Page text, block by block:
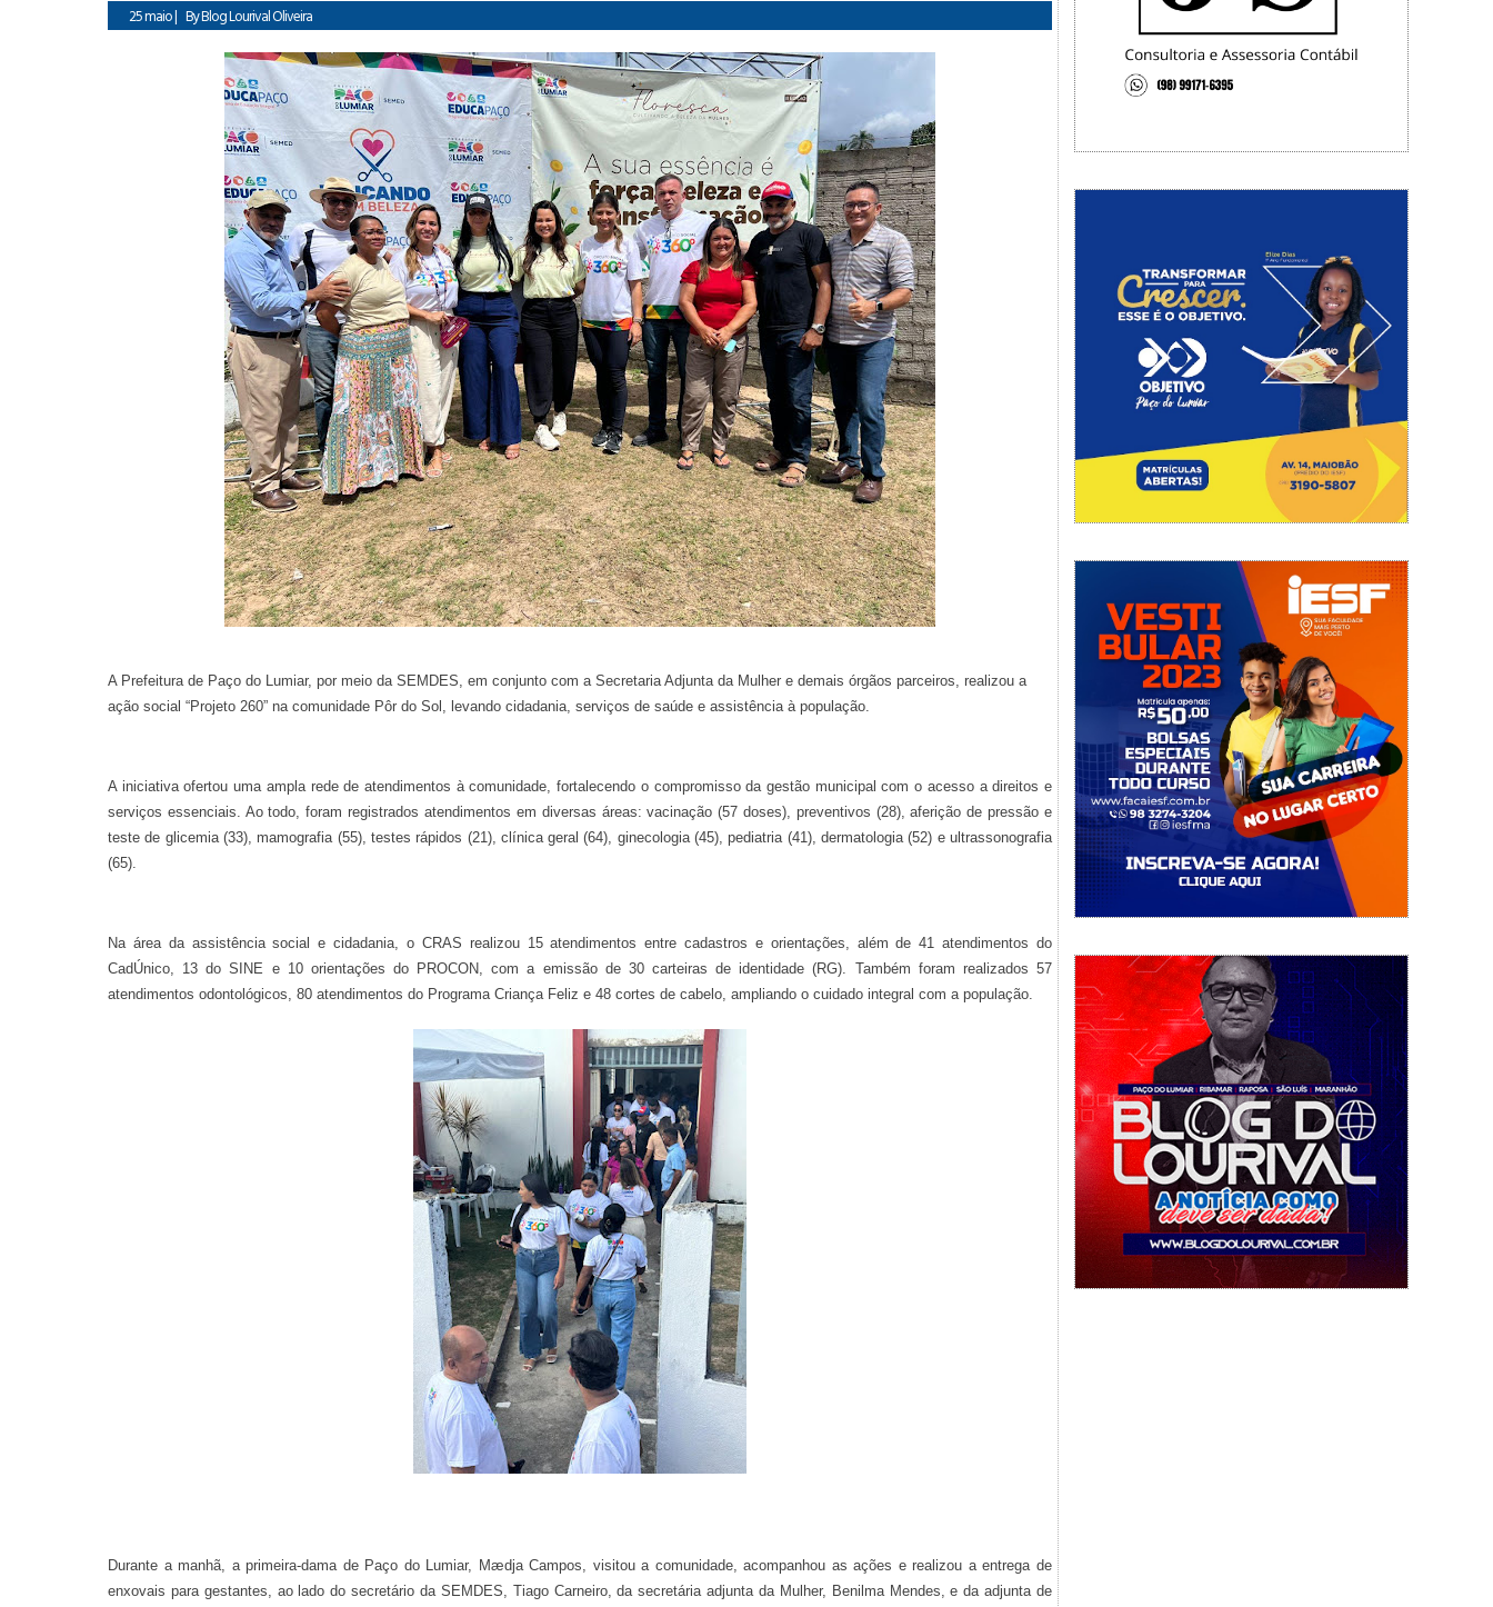
25 maio| ByBlog Lourival Oliveira
A Prefeitura de Paço do Lumiar, por meio da SEMDES, em conjunto com a Secretaria Adjunta da Mulher e demais órgãos parceiros, realizou a
ação social “Projeto 260” na comunidade Pôr do Sol, levando cidadania, serviços de saúde e assistência à população.
A iniciativa ofertou uma ampla rede de atendimentos à comunidade, fortalecendo o compromisso da gestão municipal com o acesso a direitos e
serviços essenciais. Ao todo, foram registrados atendimentos em diversas áreas: vacinação (57 doses), preventivos (28), aferição de pressão e
teste de glicemia (33), mamografia (55), testes rápidos (21), clínica geral (64), ginecologia (45), pediatria (41), dermatologia (52) e ultrassonografia
(65).
Na área da assistência social e cidadania, o CRAS realizou 15 atendimentos entre cadastros e orientações, além de 41 atendimentos do
CadÚnico, 13 do SINE e 10 orientações do PROCON, com a emissão de 30 carteiras de identidade (RG). Também foram realizados 57
atendimentos odontológicos, 80 atendimentos do Programa Criança Feliz e 48 cortes de cabelo, ampliando o cuidado integral com a população.
Durante a manhã, a primeira-dama de Paço do Lumiar, Mædja Campos, visitou a comunidade, acompanhou as ações e realizou a entrega de
enxovais para gestantes, ao lado do secretário da SEMDES, Tiago Carneiro, da secretária adjunta da Mulher, Benilma Mendes, e da adjunta de